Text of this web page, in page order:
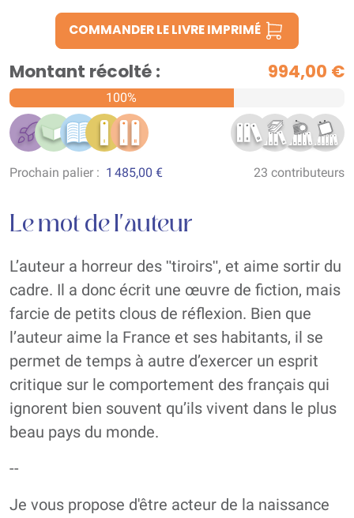
COMMANDER LE LIVRE IMPRIMÉ
Montant récolté : 994,00 €
100%
Prochain palier : 1 485,00 € 23 contributeurs
Le mot de l'auteur
L’auteur a horreur des ʺtiroirsʺ, et aime sortir du
cadre. Il a donc écrit une œuvre de fiction, mais
farcie de petits clous de réflexion. Bien que
l’auteur aime la France et ses habitants, il se
permet de temps à autre d’exercer un esprit
critique sur le comportement des français qui
ignorent bien souvent qu’ils vivent dans le plus
beau pays du monde.
--
Je vous propose d'être acteur de la naissance